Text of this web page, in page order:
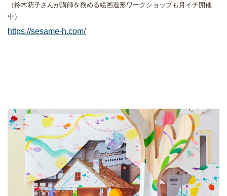
（鈴木萌子さんが講師を務める絵画造形ワークショップも月イチ開催
中）
https://sesame-h.com/